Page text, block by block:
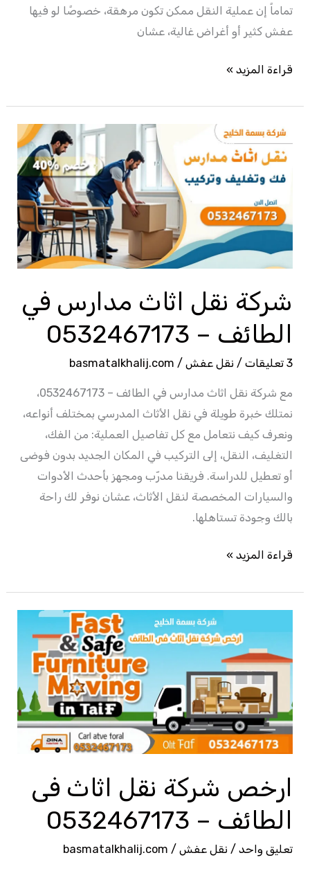
تماماً إن عملية النقل ممكن تكون مرهقة، خصوصًا لو فيها
عفش كثير أو أغراض غالية، عشان
قراءة المزيد »
شركة نقل اثاث مدارس في
الطائف – 0532467173
3 تعليقات / نقل عفش /
basmatalkhalij.com
مع شركة نقل اثاث مدارس في الطائف – 0532467173،
نمتلك خبرة طويلة في نقل الأثاث المدرسي بمختلف أنواعه،
ونعرف كيف نتعامل مع كل تفاصيل العملية: من الفك،
التغليف، النقل، إلى التركيب في المكان الجديد بدون فوضى
أو تعطيل للدراسة. فريقنا مدرّب ومجهز بأحدث الأدوات
والسيارات المخصصة لنقل الأثاث، عشان نوفر لك راحة
بالك وجودة تستاهلها.
شركة
نقل
اثاث
في
الطائف
قراءة المزيد »
ارخص شركة نقل اثاث فى
الطائف – 0532467173
تعليق واحد / نقل عفش /
basmatalkhalij.com
نقل
فى
الطائف